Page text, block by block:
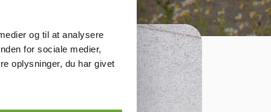
og til at analysere
for sociale medier,
oplysninger, du har givet